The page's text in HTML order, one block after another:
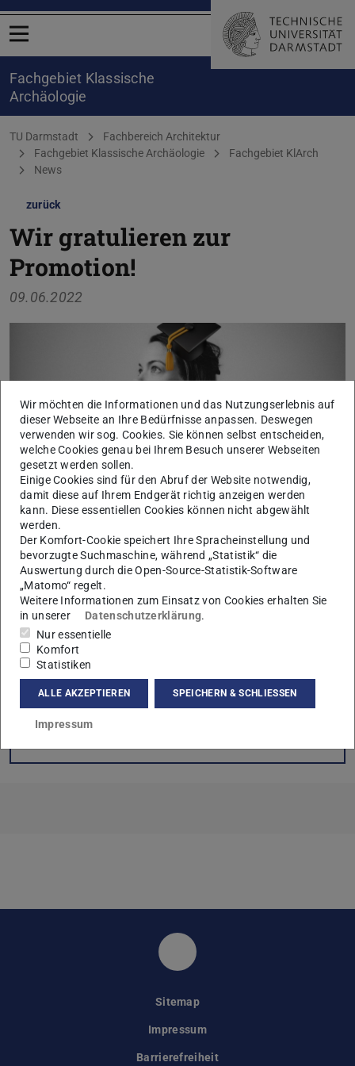
Menü öffnen
Fachgebiet Klassische
Archäologie
Sie befinden sich hier:
TU Darmstadt
Fachbereich Architektur
Fachgebiet Klassische Archäologie
Fachgebiet KlArch
News
zurück
Wir gratulieren zur
Promotion!
09.06.2022
Am 28. April 2022 hat Jane Kreiser, wissenschaftliche
Mitarbeiterin an unserem Fachgebiet, erfolgreich ihre
Dissertation zum Thema „Tondächer aus Akarnanien. Ein
Beitrag zum nordwestgriechischen Dachsystem des 7. bis
6. Jahrhunderts v. Chr.“ verteidigt. Herzlichen
Glückwunsch!
Mehr erfahren
Instagramkanal des
Sitemap
Impressum
Barrierefreiheit
Wir möchten die Informationen und das Nutzungserlebnis auf
dieser Webseite an Ihre Bedürfnisse anpassen. Deswegen
verwenden wir sog. Cookies. Sie können selbst entscheiden,
welche Cookies genau bei Ihrem Besuch unserer Webseiten
gesetzt werden sollen.
Einige Cookies sind für den Abruf der Website notwendig,
damit diese auf Ihrem Endgerät richtig anzeigen werden
kann. Diese essentiellen Cookies können nicht abgewählt
werden.
Der Komfort-Cookie speichert Ihre Spracheinstellung und
bevorzugte Suchmaschine, während „Statistik“ die
Auswertung durch die Open-Source-Statistik-Software
„Matomo“ regelt.
Weitere Informationen zum Einsatz von Cookies erhalten Sie
in unserer
Datenschutzerklärung.
Nur essentielle
Komfort
Statistiken
ALLE AKZEPTIEREN SPEICHERN & SCHLIESSEN
Impressum